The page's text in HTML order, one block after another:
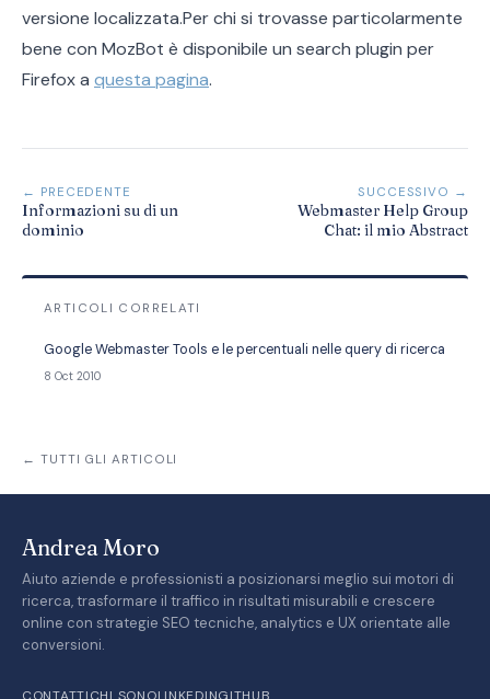
versione localizzata.Per chi si trovasse particolarmente
bene con MozBot è disponibile un search plugin per
Firefox a questa pagina.
← PRECEDENTE
Informazioni su di un
dominio
SUCCESSIVO →
Webmaster Help Group
Chat: il mio Abstract
ARTICOLI CORRELATI
Google Webmaster Tools e le percentuali nelle query di ricerca
8 Oct 2010
← TUTTI GLI ARTICOLI
Andrea Moro
Aiuto aziende e professionisti a posizionarsi meglio sui motori di
ricerca, trasformare il traffico in risultati misurabili e crescere
online con strategie SEO tecniche, analytics e UX orientate alle
conversioni.